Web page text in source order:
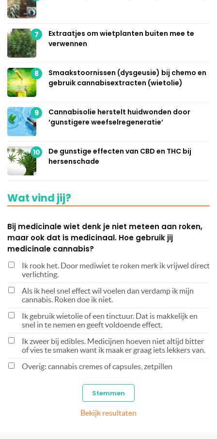
7
Extraatjes om wietplanten buiten mee te
verwennen
8
Smaakstoornissen (dysgeusie) bij chemo en
gebruik cannabisextracten (wietolie)
9
Cannabisolie herstelt huidwonden door
‘gunstigere weefselregeneratie’
10
De gunstige effecten van CBD en THC bij
hersenschade
Wat vind jij?
Bij medicinale wiet denk je niet meteen aan roken,
maar ook dat is medicinaal. Hoe gebruik jij
medicinale cannabis?
Ik rook het. Door mediwiet te roken merk ik vrijwel direct
verlichting.
Als ik heel snel effect wil voelen dan verdamp ik mijn
cannabis. Roken doe ik niet.
Ik gebruik wietolie of een tinctuur. Dat is makkelijk en
snel in te nemen en geeft voldoende effect.
Ik zweer bij edibles. Medicijnen hoeven niet altijd bitter
of vies te smaken want ik maak er graag iets lekkers van.
Overig: cannabis cremes of capsules, zetpillen
Bekijk resultaten